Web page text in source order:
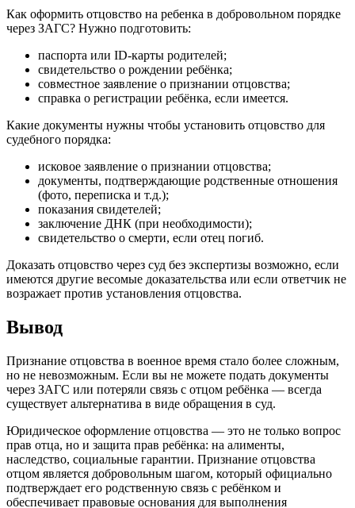
Как оформить отцовство на ребенка в добровольном порядке
через ЗАГС? Нужно подготовить:
паспорта или ID-карты родителей;
свидетельство о рождении ребёнка;
совместное заявление о признании отцовства;
справка о регистрации ребёнка, если имеется.
Какие документы нужны чтобы установить отцовство для
судебного порядка:
исковое заявление о признании отцовства;
документы, подтверждающие родственные отношения
(фото, переписка и т.д.);
показания свидетелей;
заключение ДНК (при необходимости);
свидетельство о смерти, если отец погиб.
Доказать отцовство через суд без экспертизы возможно, если
имеются другие весомые доказательства или если ответчик не
возражает против установления отцовства.
Вывод
Признание отцовства в военное время стало более сложным,
но не невозможным. Если вы не можете подать документы
через ЗАГС или потеряли связь с отцом ребёнка — всегда
существует альтернатива в виде обращения в суд.
Юридическое оформление отцовства — это не только вопрос
прав отца, но и защита прав ребёнка: на алименты,
наследство, социальные гарантии. Признание отцовства
отцом является добровольным шагом, который официально
подтверждает его родственную связь с ребёнком и
обеспечивает правовые основания для выполнения